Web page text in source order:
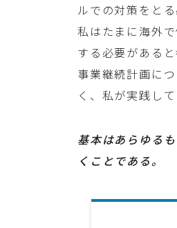
ルでの対策をとる
私はたまに海外
する必要があると
事業継続計画に
く、私が実践し
基本はあらゆる
くことである。